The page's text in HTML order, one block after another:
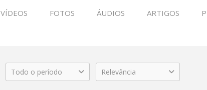
VÍDEOS FOTOS ÁUDIOS ARTIGOS
Todo o período Relevância